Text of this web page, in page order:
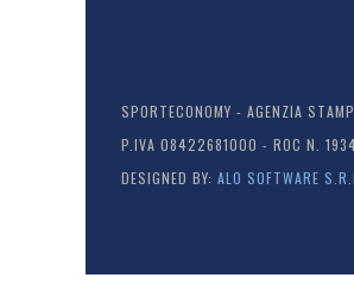
SPORTECONOMY - AGENZIA
P.IVA 08422681000 - ROC N.
DESIGNED BY: ALO SOFTWARE S.R.L.